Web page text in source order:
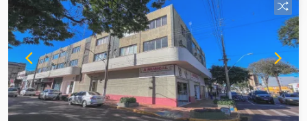
administradora do condomínio e prefeitura
municipal. A metragem informada é aproximada e
pode apresentar pequenas variações. Ref imv
851